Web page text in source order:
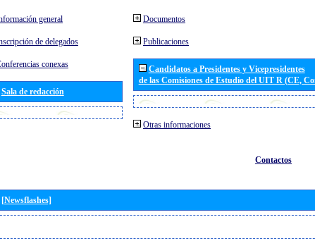
general
de delegados
conexas
Sala de redacción
Documentos
Publicaciones
Candidatos a Presidentes y Vicepresidentes
de las Comisiones de Estudio del UIT R (CE,
Otras informaciones
Contactos
[Newsflashes]